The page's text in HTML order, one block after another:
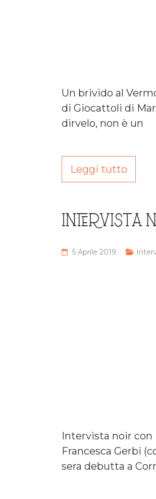
Un brivido al
di Giocattoli di
dirvelo, non è un
Leggi tutto
INTERVISTA
5 Aprile 2019
Intervista noir con
Francesca Gerbi
sera debutta a